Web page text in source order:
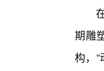
期雕
构，